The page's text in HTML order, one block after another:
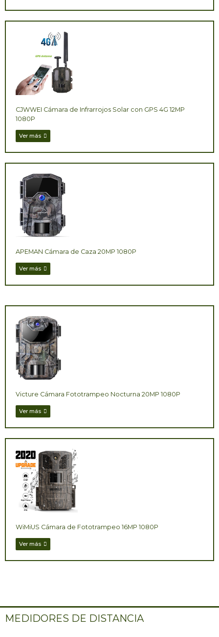
CJWWEI Cámara de Infrarrojos Solar con GPS 4G 12MP
1080P
Ver más
APEMAN Cámara de Caza 20MP 1080P
Ver más
Victure Cámara Fototrampeo Nocturna 20MP 1080P
Ver más
WiMiUS Cámara de Fototrampeo 16MP 1080P
Ver más
MEDIDORES DE DISTANCIA